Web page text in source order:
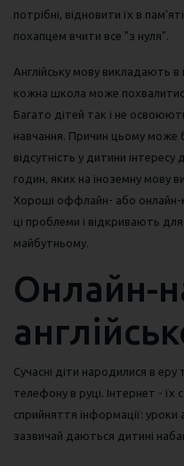
потрібні, відновити їх в
похапцем вчити все "з нуля".
Англійську мову викладають в
кожна школа може
Багато дітей так і не
навчання. Причин цьому може
відсутність у дитини
годин, яких на іноземну мову
Хороші оффлайн- або онлайн-
ці проблеми і відкривають
майбутньому.
Онлайн-
Сучасні діти народилися в еру
телефону в руці. Інтернет - їх
сприйняття інформації: уроки
зазвичай даються дитині